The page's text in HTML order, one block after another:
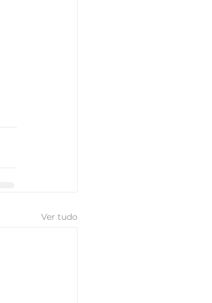
Ver tudo